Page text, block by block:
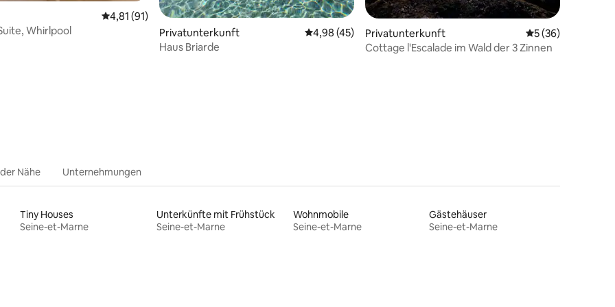
5 von 5, 10 Bewertungen
Durchschnittliche Bewertung: 4,81 von 5, 91 Bewertungen
4,81 (91)
Whirlpool
Privatunterkunft Durchschnittliche Bewertung: 4,98 von 5, 45 Bewertungen
4,98 (45)
Haus Briarde
Privatunterkunft Durchschnittliche
5 (36)
Cottage l'Escalade im Wald der 3 Zinnen
Nähe Unternehmungen
Tiny Houses
Seine-et-Marne
Unterkünfte mit Frühstück
Seine-et-Marne
Wohnmobile
Seine-et-Marne
Gästehäuser
Seine-et-Marne